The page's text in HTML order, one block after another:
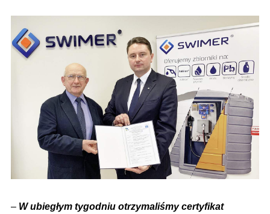
– W ubiegłym tygodniu otrzymaliśmy certyfikat